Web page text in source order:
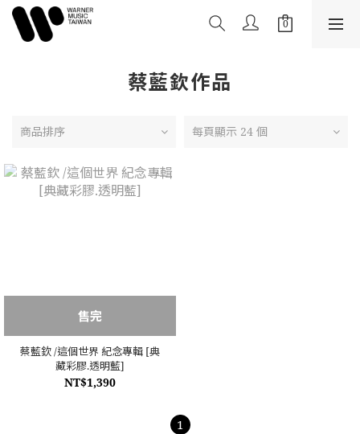
蔡藍欽作品
商品排序 每頁顯示 24 個
售完
蔡藍欽 /這個世界 紀念專輯 [典
藏彩膠.透明藍]
NT$1,390
1